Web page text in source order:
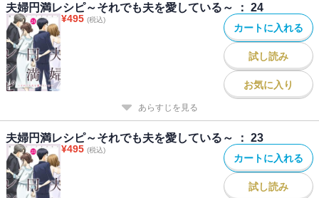
夫婦円満レシピ～それでも夫を愛している～ ： 24
¥495 (税込)
カートに入れる
試し読み
お気に入り
あらすじを見る
夫婦円満レシピ～それでも夫を愛している～ ： 23
¥495 (税込)
カートに入れる
試し読み